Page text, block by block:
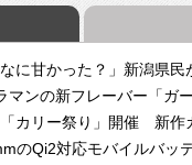
に甘かった？」新潟県民
マンの新フレーバー「ガ
カリー祭り」開催 新作
のQi2対応モバイルバッ